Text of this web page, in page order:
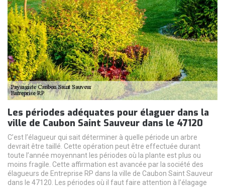
Les périodes adéquates pour élaguer dans la
ville de Caubon Saint Sauveur dans le 47120
C’est l’élagueur qui sait déterminer à quelle période un arbre
devrait être taillé. Cette opération peut être effectuée durant
toute l’année moyennant les périodes où la plante est plus ou
moins fragile. Cette affirmation est avancée par la société des
élagueurs de Entreprise RP dans la ville de Caubon Saint Sauveur
dans le 47120. Les périodes où il faut faire attention à l’élagage